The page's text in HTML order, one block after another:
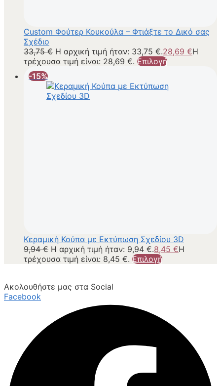
Custom Φούτερ Κουκούλα – Φτιάξτε το Δικό σας
Σχέδιο
33,75€ Η αρχική τιμή ήταν: 33,75 €.28,69 €Η
τρέχουσα τιμή είναι: 28,69 €. Επιλογή
-15%
Κεραμική Κούπα με Εκτύπωση Σχεδίου 3D
9,94€ Η αρχική τιμή ήταν: 9,94 €.8,45 €Η
τρέχουσα τιμή είναι: 8,45 €. Επιλογή
Ακολουθήστε μας στα Social
Facebook